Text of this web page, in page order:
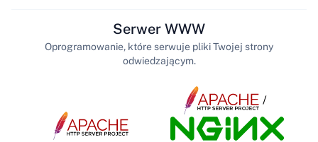
Serwer WWW
Oprogramowanie, które serwuje pliki Twojej strony
odwiedzającym.
/